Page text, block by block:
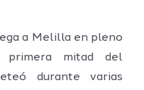
a Melilla en pleno
primera mitad del
durante varias